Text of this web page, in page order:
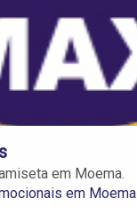
em Moema.
em Moema